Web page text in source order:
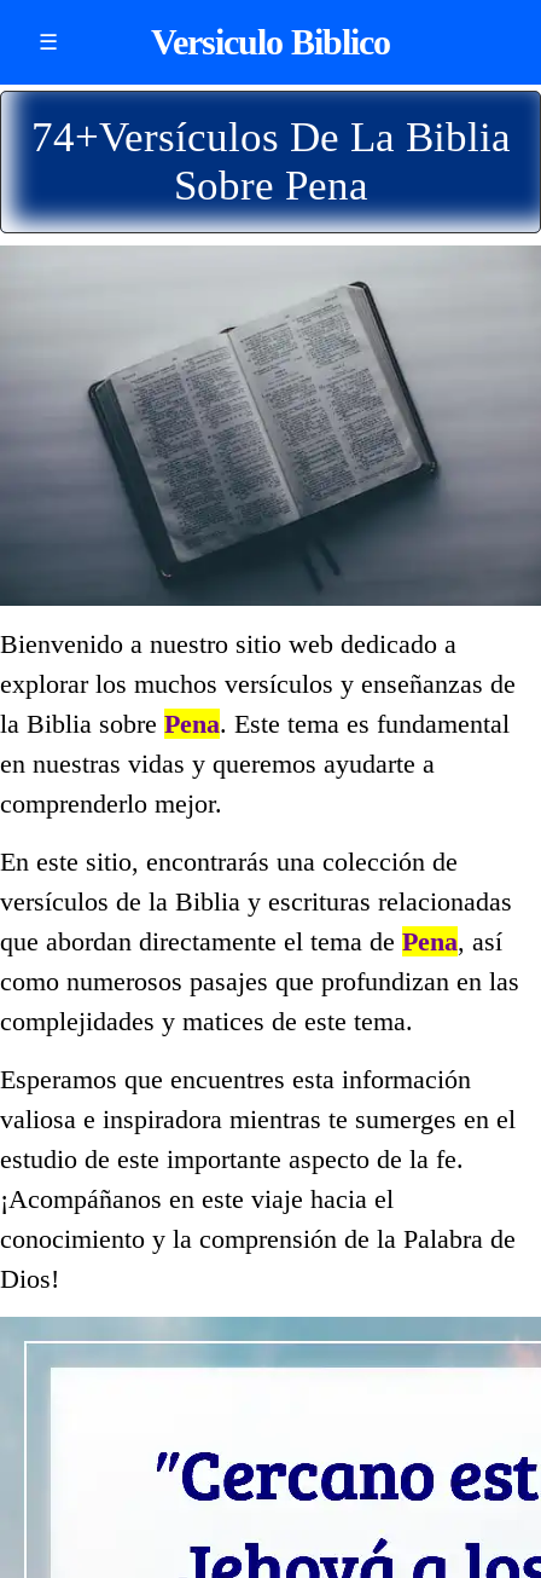
☰ Versiculo Biblico
74+Versículos De La Biblia
Sobre Pena
Bienvenido a nuestro sitio web dedicado a
explorar los muchos versículos y enseñanzas de
la Biblia sobre Pena. Este tema es fundamental
en nuestras vidas y queremos ayudarte a
comprenderlo mejor.
En este sitio, encontrarás una colección de
versículos de la Biblia y escrituras relacionadas
que abordan directamente el tema de Pena, así
como numerosos pasajes que profundizan en las
complejidades y matices de este tema.
Esperamos que encuentres esta información
valiosa e inspiradora mientras te sumerges en el
estudio de este importante aspecto de la fe.
¡Acompáñanos en este viaje hacia el
conocimiento y la comprensión de la Palabra de
Dios!